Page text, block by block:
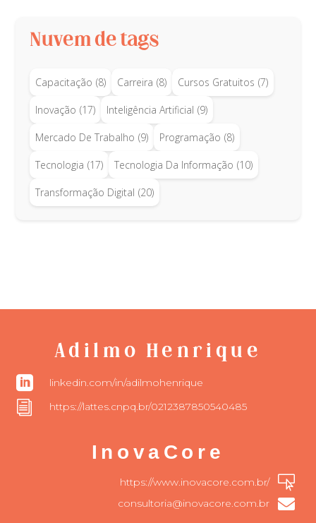
Nuvem de tags
Capacitação (8) Carreira (8) Cursos Gratuitos (7)
Inovação (17) Inteligência Artificial (9)
Mercado De Trabalho (9) Programação (8)
Tecnologia (17) Tecnologia Da Informação (10)
Transformação Digital (20)
Adilmo Henrique
 linkedin.com/in/adilmohenrique
i https://lattes.cnpq.br/0212387850540485
InovaCore

https://www.inovacore.com.br/

consultoria@inovacore.com.br